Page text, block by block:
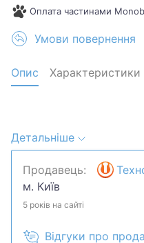
Оплата частинами
Умови повернення
Опис Характеристики
Кінець потокового
інтерфейс Type-C, без
правильний шлях у
USB-кабель довжиною
довгий, щоб
ігрового звуку.
Детальніше
Продавець:
м. Київ
5 років на сайті
Відгуки про